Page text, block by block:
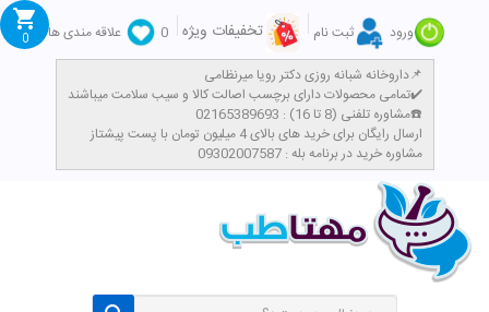
ورود ثبت نام تخفیفات ویژه 0
علاقه مندی ها
داروخانه شبانه روزی دکتر رویا میرنظامی📌
تمامی محصولات دارای برچسب اصالت کالا و سیب سلامت میباشند✔️
مشاوره تلفنی (8 تا 16) : 02165389693☎️
​ارسال رایگان برای خرید های بالای 4 میلیون تومان با پست پیشتاز
مشاوره خرید در برنامه بله : 09302007587
0